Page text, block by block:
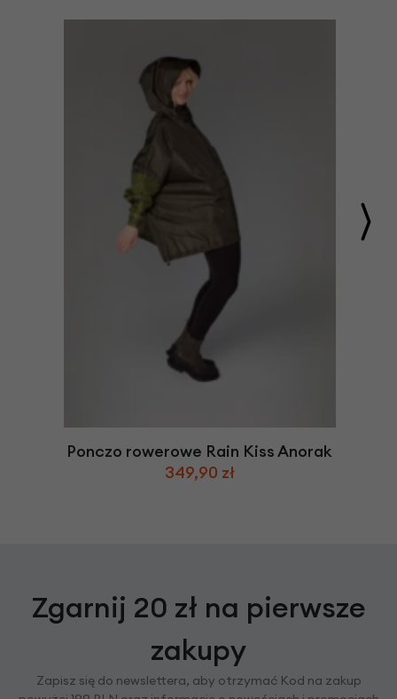
Ponczo rowerowe Rain Kiss Anorak
349,90 zł
Zgarnij 20 zł na pierwsze
zakupy
Zapisz się do newslettera, aby otrzymać Kod na zakup